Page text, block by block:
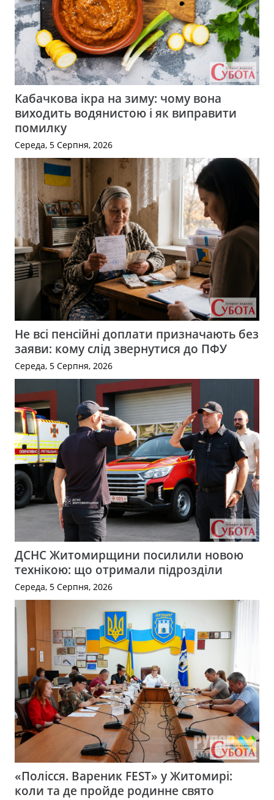
Кабачкова ікра на зиму: чому вона
виходить водянистою і як виправити
помилку
Середа, 5 Серпня, 2026
Не всі пенсійні доплати призначають без
заяви: кому слід звернутися до ПФУ
Середа, 5 Серпня, 2026
ДСНС Житомирщини посилили новою
технікою: що отримали підрозділи
Середа, 5 Серпня, 2026
«Полісся. Вареник FEST» у Житомирі:
коли та де пройде родинне свято